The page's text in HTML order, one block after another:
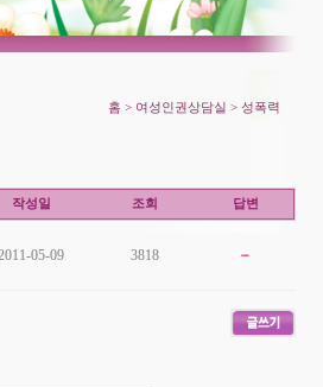
홈 > 여성인권상담실 > 성폭력
작성일 조회 답변
05-09 3818